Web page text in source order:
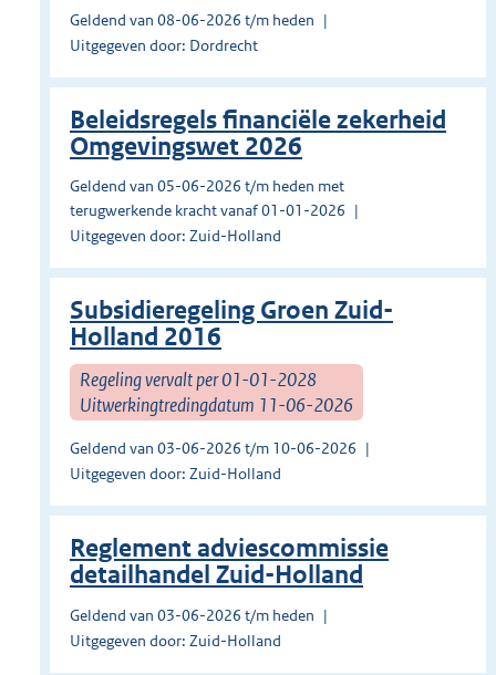
Geldend van 08-06-2026 t/m heden
Uitgegeven door: Dordrecht
Beleidsregels financiële zekerheid
Omgevingswet 2026
Geldend van 05-06-2026 t/m heden met
terugwerkende kracht vanaf 01-01-2026
Uitgegeven door: Zuid-Holland
Subsidieregeling Groen Zuid-
Holland 2016
Regeling vervalt per 01-01-2028
Uitwerkingtredingdatum 11-06-2026
Geldend van 03-06-2026 t/m 10-06-2026
Uitgegeven door: Zuid-Holland
Reglement adviescommissie
detailhandel Zuid-Holland
Geldend van 03-06-2026 t/m heden
Uitgegeven door: Zuid-Holland